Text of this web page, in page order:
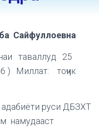
Сайфуллоевна
таваллуд 25
) Миллат: тоҷик
руси ДБЗХТ
намудааст